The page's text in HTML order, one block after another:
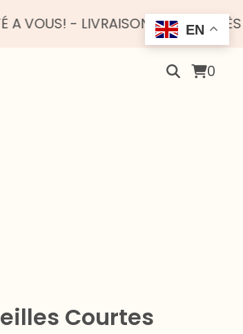
- LIVRAISON OFFERTE DÈS 100
0
Courtes
EN